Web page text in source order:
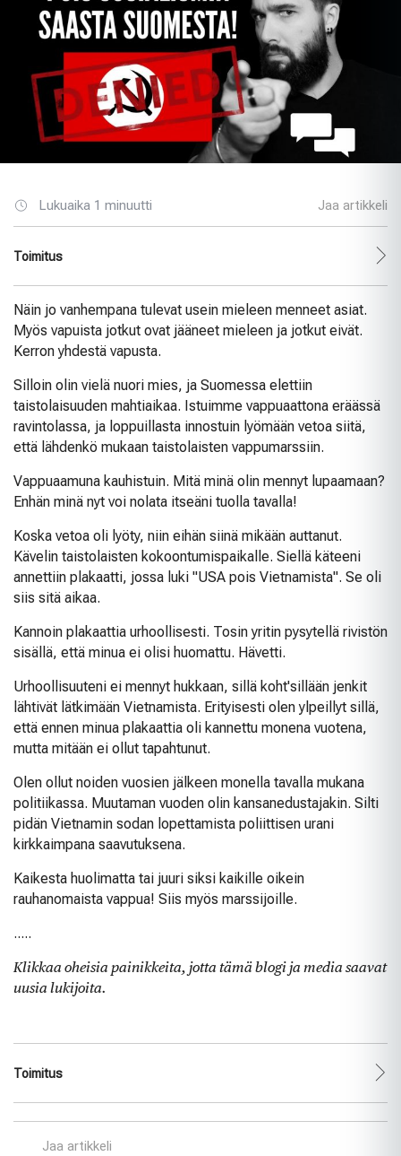
Lukuaika 1 minuutti Jaa artikkeli
Toimitus
Näin jo vanhempana tulevat usein mieleen menneet asiat.
Myös vapuista jotkut ovat jääneet mieleen ja jotkut eivät.
Kerron yhdestä vapusta.
Silloin olin vielä nuori mies, ja Suomessa elettiin
taistolaisuuden mahtiaikaa. Istuimme vappuaattona eräässä
ravintolassa, ja loppuillasta innostuin lyömään vetoa siitä,
että lähdenkö mukaan taistolaisten vappumarssiin.
Vappuaamuna kauhistuin. Mitä minä olin mennyt lupaamaan?
Enhän minä nyt voi nolata itseäni tuolla tavalla!
Koska vetoa oli lyöty, niin eihän siinä mikään auttanut.
Kävelin taistolaisten kokoontumispaikalle. Siellä käteeni
annettiin plakaatti, jossa luki "USA pois Vietnamista". Se oli
siis sitä aikaa.
Kannoin plakaattia urhoollisesti. Tosin yritin pysytellä rivistön
sisällä, että minua ei olisi huomattu. Hävetti.
Urhoollisuuteni ei mennyt hukkaan, sillä koht'sillään jenkit
lähtivät lätkimään Vietnamista. Erityisesti olen ylpeillyt sillä,
että ennen minua plakaattia oli kannettu monena vuotena,
mutta mitään ei ollut tapahtunut.
Olen ollut noiden vuosien jälkeen monella tavalla mukana
politiikassa. Muutaman vuoden olin kansanedustajakin. Silti
pidän Vietnamin sodan lopettamista poliittisen urani
kirkkaimpana saavutuksena.
Kaikesta huolimatta tai juuri siksi kaikille oikein
rauhanomaista vappua! Siis myös marssijoille.
.....
Klikkaa oheisia painikkeita, jotta tämä blogi ja media saavat
uusia lukijoita.
Toimitus
Jaa artikkeli